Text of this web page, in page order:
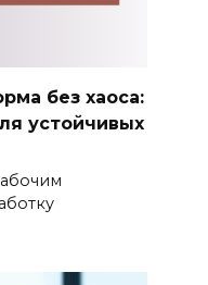
без хаоса:
устойчивых